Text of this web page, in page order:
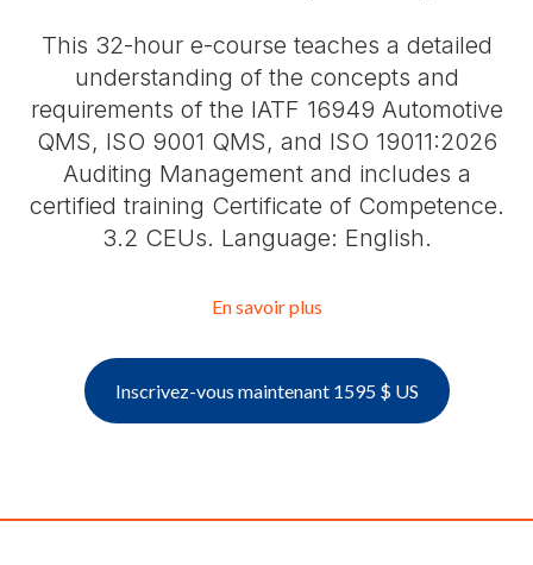
This 32-hour e-course teaches a detailed
understanding of the concepts and
requirements of the IATF 16949 Automotive
QMS, ISO 9001 QMS, and ISO 19011:2026
Auditing Management and includes a
certified training Certificate of Competence.
3.2 CEUs. Language: English.
En savoir plus
Inscrivez-vous maintenant 1595 $ US